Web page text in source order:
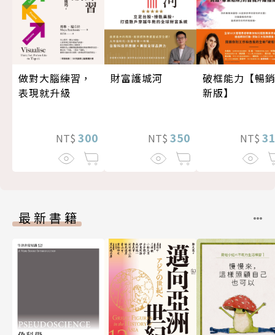
做對大腦練習，
表現就升級
NT$ 300
財富護城河
NT$ 350
破框能力【暢銷
新版】
NT$
最新書籍